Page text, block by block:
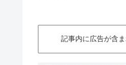
記事内に広告が含